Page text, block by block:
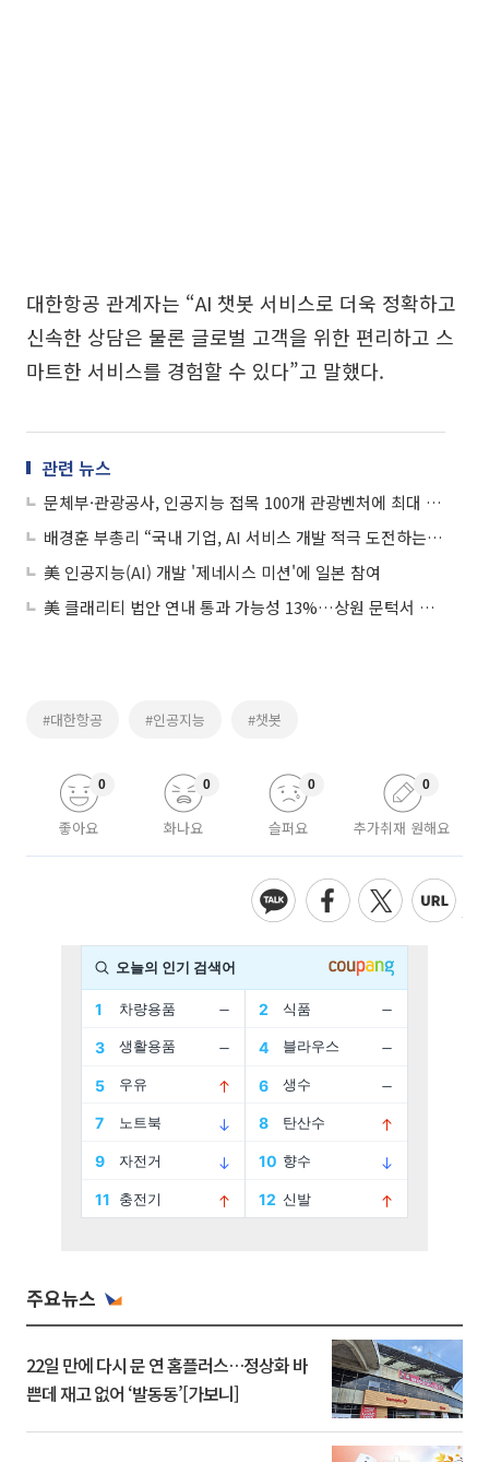
대한항공 관계자는 “AI 챗봇 서비스로 더욱 정확하고
신속한 상담은 물론 글로벌 고객을 위한 편리하고 스
마트한 서비스를 경험할 수 있다”고 말했다.
관련 뉴스
문체부·관광공사, 인공지능 접목 100개 관광벤처에 최대 1억 지원
배경훈 부총리 “국내 기업, AI 서비스 개발 적극 도전하는 환경 만들 것”
美 인공지능(AI) 개발 '제네시스 미션'에 일본 참여
美 클래리티 법안 연내 통과 가능성 13%…상원 문턱서 제동
#대한항공 #인공지능 #챗봇
좋아요
0
화나요
0
슬퍼요
0
추가취재 원해요
0
주요뉴스
22일 만에 다시 문 연 홈플러스…정상화 바
쁜데 재고 없어 ‘발동동’[가보니]